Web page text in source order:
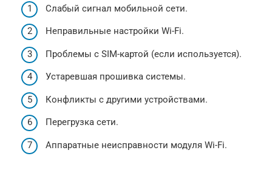
Слабый сигнал мобильной сети.
Неправильные настройки Wi-Fi.
Проблемы с SIM-картой (если используется).
Устаревшая прошивка системы.
Конфликты с другими устройствами.
Перегрузка сети.
Аппаратные неисправности модуля Wi-Fi.